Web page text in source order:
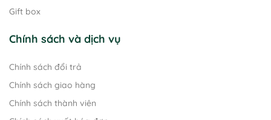
Gift box
Chính sách và dịch vụ
Chính sách đổi trả
Chính sách giao hàng
Chính sách thành viên